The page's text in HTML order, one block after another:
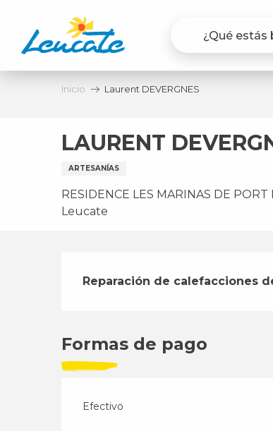
contenu
principal
Inicio Laurent DEVERGNES
LAURENT
ARTESANÍAS
RESIDENCE LES MARINAS DE
Leucate
Descripción
Reparación de calefacciones
Formas de pago
Efectivo